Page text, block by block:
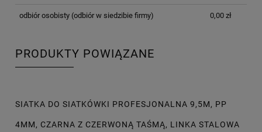
odbiór osobisty(odbiór w siedzibie firmy) 0,00 zł
PRODUKTY POWIĄZANE
SIATKA DO SIATKÓWKI PROFESJONALNA 9,5M, PP
4MM, CZARNA Z CZERWONĄ TAŚMĄ, LINKA STALOWA